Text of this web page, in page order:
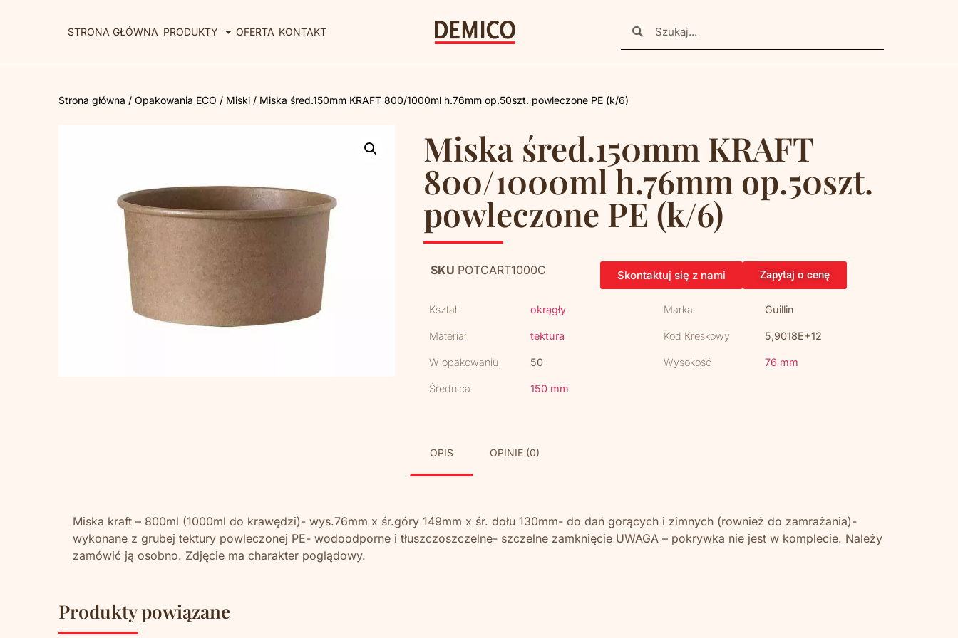
STRONA GŁÓWNA PRODUKTY OFERTA KONTAKT
Strona główna / Opakowania ECO / Miski / Miska śred.150mm KRAFT 800/1000ml h.76mm op.50szt. powleczone PE (k/6)
Miska śred.150mm KRAFT
800/1000ml h.76mm op.50szt.
powleczone PE (k/6)
SKU POTCART1000C Skontaktuj się z nami Zapytaj o cenę
Kształt okrągły Marka Guillin
Materiał tektura Kod Kreskowy 5,9018E+12
W opakowaniu 50 Wysokość 76 mm
Średnica 150 mm
OPIS OPINIE (0)
Miska kraft – 800ml (1000ml do krawędzi)- wys.76mm x śr.góry 149mm x śr. dołu 130mm- do dań gorących i zimnych (rownież do zamrażania)-
wykonane z grubej tektury powleczonej PE- wodoodporne i tłuszczoszczelne- szczelne zamknięcie UWAGA – pokrywka nie jest w komplecie. Należy
zamówić ją osobno. Zdjęcie ma charakter poglądowy.
Produkty powiązane